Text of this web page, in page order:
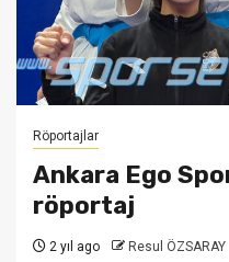
Röportajlar
Ankara Ego
röportaj
2 yıl ago Resul ÖZSARAY